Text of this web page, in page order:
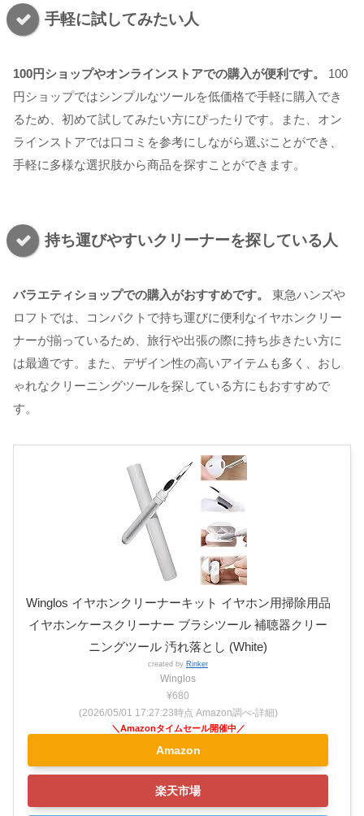
手軽に試してみたい人
100円ショップやオンラインストアでの購入が便利です。
100
円ショップではシンプルなツールを低価格で手軽に購入でき
るため、初めて試してみたい方にぴったりです。また、オン
ラインストアでは口コミを参考にしながら選ぶことができ、
手軽に多様な選択肢から商品を探すことができます。
持ち運びやすいクリーナーを探している人
バラエティショップでの購入がおすすめです。
東急ハンズや
ロフトでは、コンパクトで持ち運びに便利なイヤホンクリー
ナーが揃っているため、旅行や出張の際に持ち歩きたい方に
は最適です。また、デザイン性の高いアイテムも多く、おし
ゃれなクリーニングツールを探している方にもおすすめで
す。
Winglos イヤホンクリーナーキット イヤホン用掃除用品
イヤホンケースクリーナー ブラシツール 補聴器クリー
ニングツール 汚れ落とし (White)
created by Rinker
Winglos
¥680
(2026/05/01 17:27:23時点 Amazon調べ-詳細)
Amazon
楽天市場